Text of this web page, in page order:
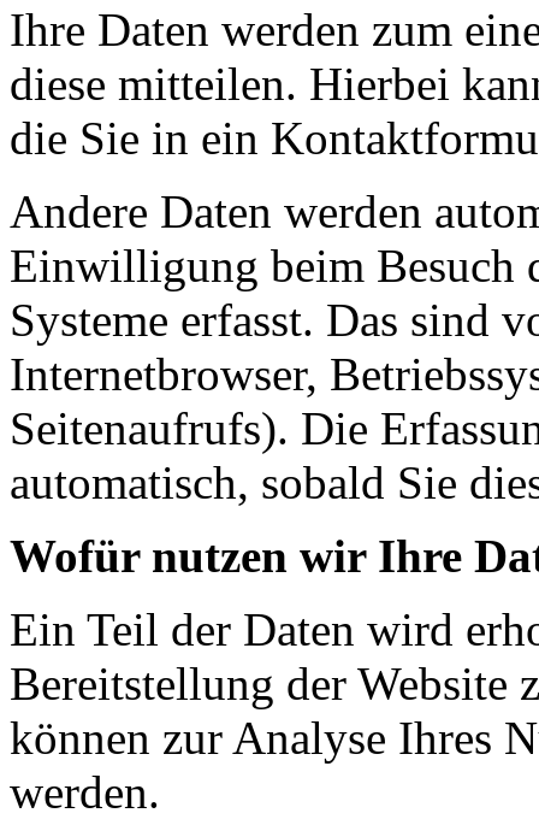
Ihre Daten werden zum
diese mitteilen. Hierbei
die Sie in ein
Andere Daten werden
Einwilligung beim Besuch
Systeme erfasst. Das sind
Internetbrowser,
Seitenaufrufs). Die
automatisch, sobald Sie
Wofür nutzen wir Ihre
Ein Teil der Daten wird
Bereitstellung der Website
können zur Analyse Ihres
werden.